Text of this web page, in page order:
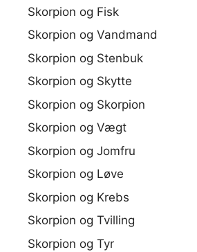
Skorpion og Fisk
Skorpion og Vandmand
Skorpion og Stenbuk
Skorpion og Skytte
Skorpion og Skorpion
Skorpion og Vægt
Skorpion og Jomfru
Skorpion og Løve
Skorpion og Krebs
Skorpion og Tvilling
Skorpion og Tyr